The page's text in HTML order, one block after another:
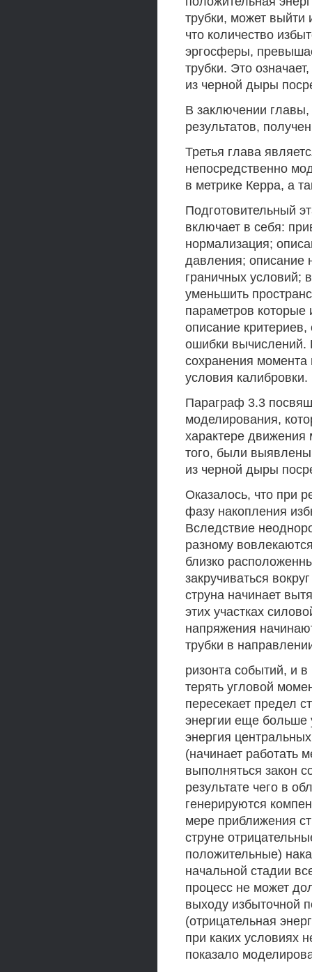
трубки, может выйти
что количество
эргосферы,
трубки. Это
из черной дыры
В заключении главы,
результатов,
Третья глава
непосредственно
в метрике Керра, а
Подготовительный
включает в себя:
нормализация;
давления; описание
граничных условий;
уменьшить
параметров которые
описание
ошибки вычислений.
сохранения момента
условия калибровки.
Параграф 3.3
моделирования,
характере движения
того, были
из черной дыры
Оказалось, что при
фазу накопления
Вследствие
разному
близко
закручиваться
струна начинает
этих участках
напряжения
трубки в
ризонта событий, и в
терять угловой
пересекает предел
энергии еще больше
энергия
(начинает работать
выполняться закон
результате чего в
генерируются
мере приближения
струне
положительные)
начальной стадии
процесс не может
выходу избыточной
(отрицательная
при каких условиях
показало